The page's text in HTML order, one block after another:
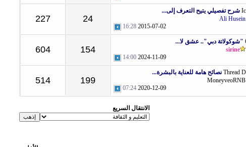
شرح تفصيلي يتيح التعرف إلى...
Ali Husein
2015-07-02
16:28
24
227
"شوكولاتة دبي".. عشق لا...
sirine
2024-11-09
14:00
154
604
نصائح هامة للعناية بالبشرة...
MoneyveoRNB
2020-12-09
07:24
199
514
الانتقال السريع